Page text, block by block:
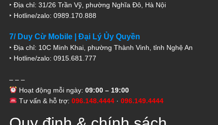
‣ Địa chỉ: 31/26 Trần Vỹ, phường Nghĩa Đô, Hà Nội
‣ Hotline/zalo: 0989.170.888
7/ Duy Cừ Mobile | Đại Lý Ủy Quyền
‣ Địa chỉ: 10C Minh Khai, phường Thành Vinh, tỉnh Nghệ An
‣ Hotline/zalo: 0915.681.777
– – –
Hoạt động mỗi ngày: 09:00 – 19:00
Tư vấn & hỗ trợ: 096.148.4444· 096.149.4444